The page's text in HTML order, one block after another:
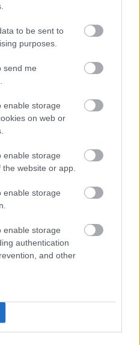
to be sent to
purposes.
send me
enable storage
on web or
enable storage
website or app.
enable storage
enable storage
authentication
and other
és a magyar nyilvánosság